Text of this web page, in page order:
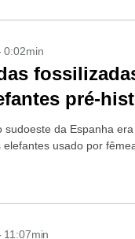
0:02min
pré-
sudoeste da Espanha
elefantes usado por
11:07min